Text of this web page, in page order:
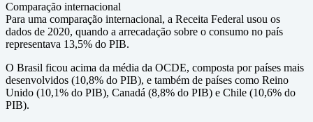
Comparação internacional
Para uma comparação internacional, a Receita Federal usou os
dados de 2020, quando a arrecadação sobre o consumo no país
representava 13,5% do PIB.
O Brasil ficou acima da média da OCDE, composta por países mais
desenvolvidos (10,8% do PIB), e também de países como Reino
Unido (10,1% do PIB), Canadá (8,8% do PIB) e Chile (10,6% do
PIB).